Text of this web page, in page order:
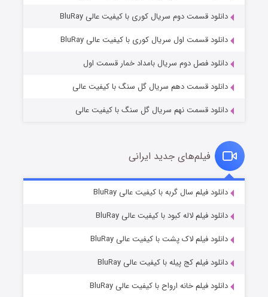
وستی ها
قسمت۱ (زیرنویس) منتشر شد
قسمت۶ (زیرنویس) منتشر شد
دانلود قسمت دوم سریال کوری با کیفیت عالی BluRay
دانلود قسمت اول سریال کوری با کیفیت عالی BluRay
دانلود فصل دوم سریال بامداد خمار قسمت اول
دانلود قسمت دهم سریال گل سنگ با کیفیت عالی
دانلود قسمت نهم سریال گل سنگ با کیفیت عالی
فیلم‌های جدید ایرانی
دانلود فیلم سال گربه با کیفیت عالی BluRay
دانلود فیلم لاله کبود با کیفیت عالی BluRay
دانلود فیلم لاک پشت با کیفیت عالی BluRay
دانلود فیلم کج‌ پیله با کیفیت عالی BluRay
دانلود فیلم خانه ارواح با کیفیت عالی BluRay